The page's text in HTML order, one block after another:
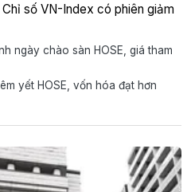
số VN-Index có phiên giảm
ngày chào sàn HOSE, giá tham
yết HOSE, vốn hóa đạt hơn